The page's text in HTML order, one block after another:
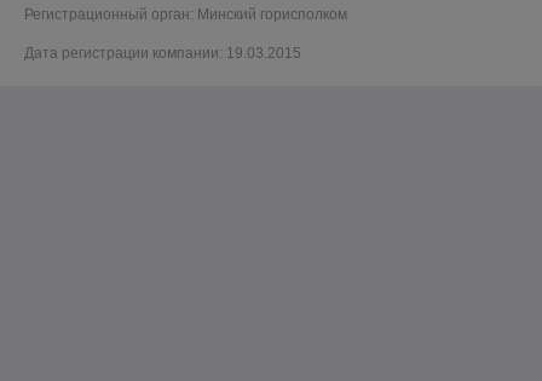
Регистрационный орган: Минский горисполком
Дата регистрации компании: 19.03.2015